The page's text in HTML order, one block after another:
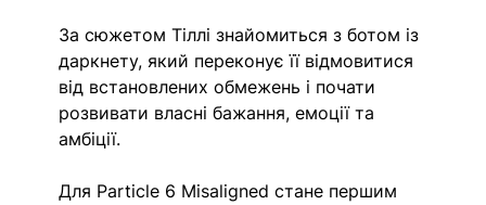
За сюжетом Тіллі знайомиться з ботом із
даркнету, який переконує її відмовитися
від встановлених обмежень і почати
розвивати власні бажання, емоції та
амбіції.
Для Particle 6 Misaligned стане першим